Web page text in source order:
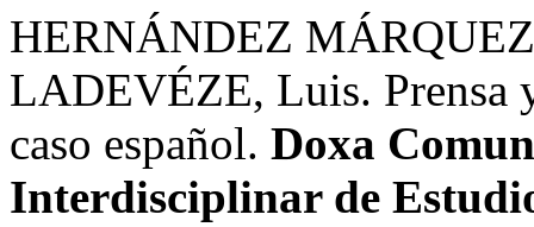
HERNÁNDEZ
LADEVÉZE, Luis. Prensa
caso español. Doxa
Interdisciplinar de